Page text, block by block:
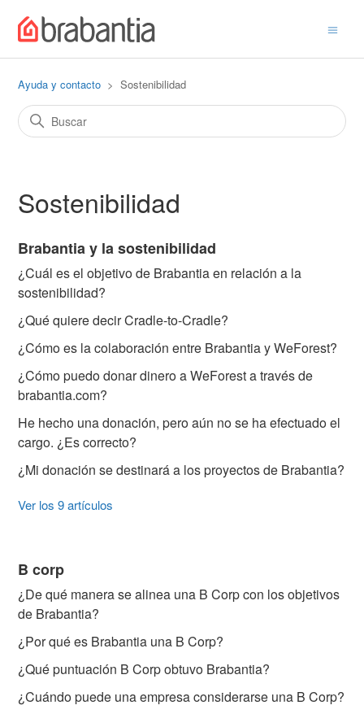
Ayuda y contacto Sostenibilidad
Sostenibilidad
Brabantia y la sostenibilidad
¿Cuál es el objetivo de Brabantia en relación a la
sostenibilidad?
¿Qué quiere decir Cradle-to-Cradle?
¿Cómo es la colaboración entre Brabantia y WeForest?
¿Cómo puedo donar dinero a WeForest a través de
brabantia.com?
He hecho una donación, pero aún no se ha efectuado el
cargo. ¿Es correcto?
¿Mi donación se destinará a los proyectos de Brabantia?
Ver los 9 artículos
B corp
¿De qué manera se alinea una B Corp con los objetivos
de Brabantia?
¿Por qué es Brabantia una B Corp?
¿Qué puntuación B Corp obtuvo Brabantia?
¿Cuándo puede una empresa considerarse una B Corp?